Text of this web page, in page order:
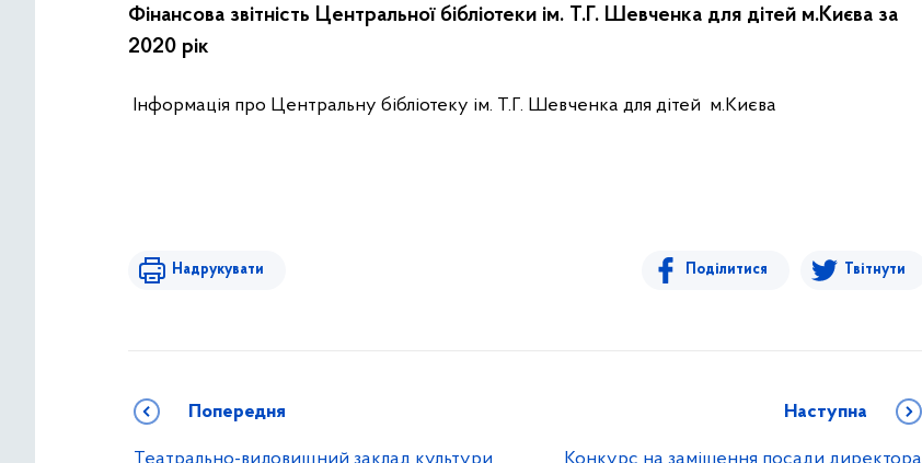
Фінансова звітність Центральної бібліотеки ім. Т.Г. Шевченка для дітей м.Києва за
2020 рік
Інформація про Центральну бібліотеку ім. Т.Г. Шевченка для дітей м.Києва
Надрукувати Поділитися Твітнути
Попередня Наступна